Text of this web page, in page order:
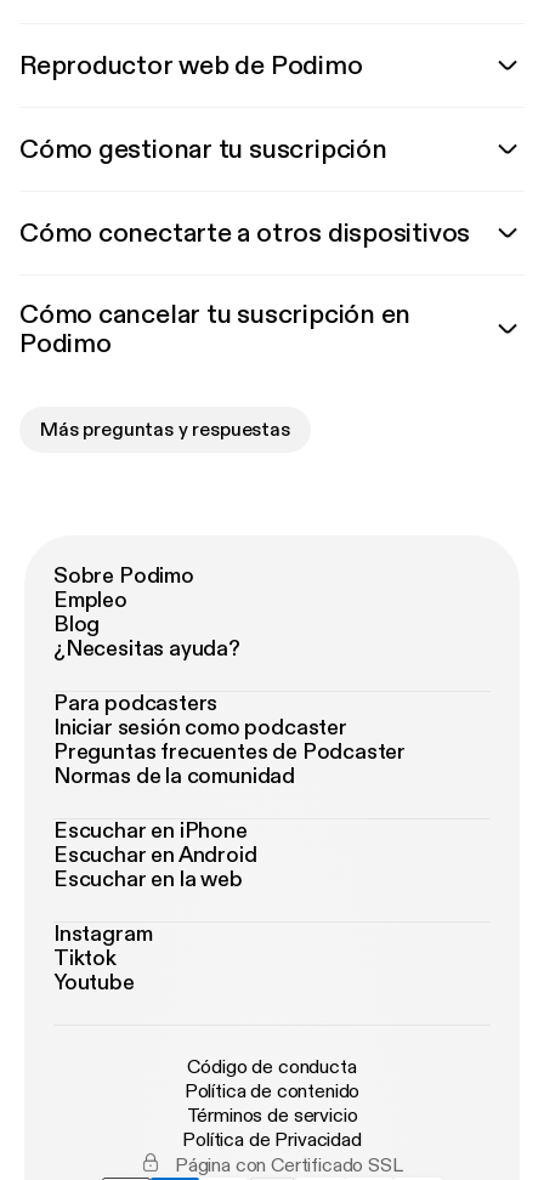
Reproductor web de Podimo
Cómo gestionar tu suscripción
Cómo conectarte a otros dispositivos
Cómo cancelar tu suscripción en
Podimo
Más preguntas y respuestas
Sobre Podimo
Empleo
Blog
¿Necesitas ayuda?
Para podcasters
Iniciar sesión como podcaster
Preguntas frecuentes de Podcaster
Normas de la comunidad
Escuchar en iPhone
Escuchar en Android
Escuchar en la web
Instagram
Tiktok
Youtube
Código de conducta
Política de contenido
Términos de servicio
Política de Privacidad
Página con Certificado SSL